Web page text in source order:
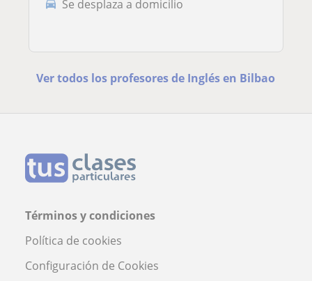
Se desplaza a domicilio
Ver todos los profesores de Inglés en Bilbao
Términos y condiciones
Política de cookies
Configuración de Cookies